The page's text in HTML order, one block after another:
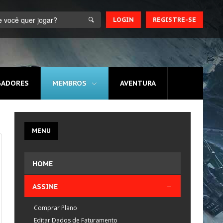
REGISTRE-SE
LOGIN
MEMBROS AVENTURA
MENU
HOME
ASSINE
Comprar Plano
Editar Dados de Faturamento